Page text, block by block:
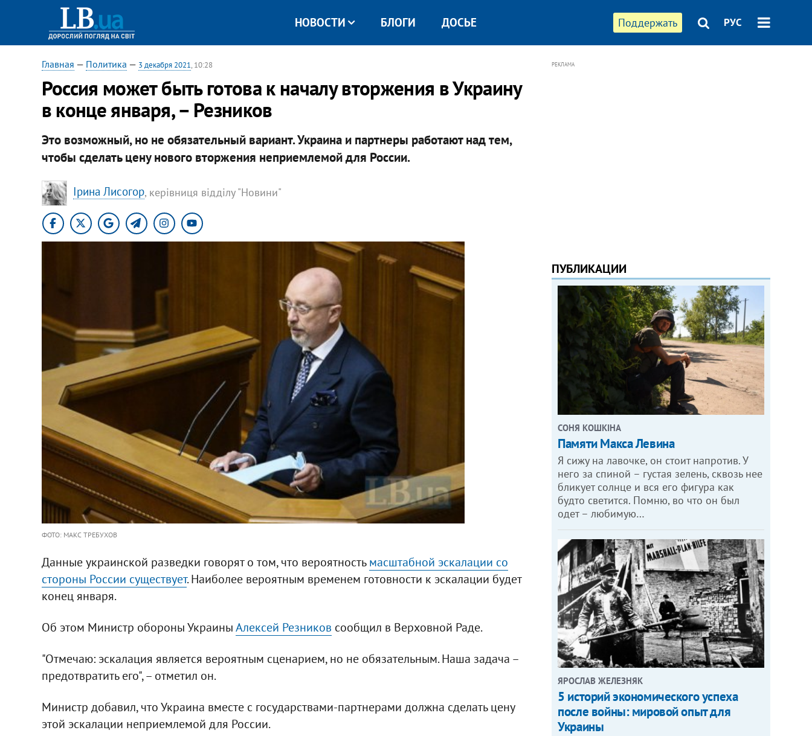
Поддержать РУС
НОВОСТИ БЛОГИ ДОСЬЕ
Главная — Политика — 3 декабря 2021, 10:28
Россия может быть готова к началу вторжения в Украину
в конце января, – Резников
Это возможный, но не обязательный вариант. Украина и партнеры работают над тем,
чтобы сделать цену нового вторжения неприемлемой для России.
Ірина Лисогор, керівниця відділу "Новини"
ФОТО: МАКС ТРЕБУХОВ
Данные украинской разведки говорят о том, что вероятностьмасштабной эскалации со
стороны России существует. Наиболее вероятным временем готовности к эскалации будет
конец января.
Об этом Министр обороны УкраиныАлексей Резников сообщил в Верховной Раде.
"Отмечаю: эскалация является вероятным сценарием, но не обязательным. Наша задача –
предотвратить его", – отметил он.
Министр добавил, что Украина вместе с государствами-партнерами должна сделать цену
этой эскалации неприемлемой для России.
РЕКЛАМА
ПУБЛИКАЦИИ
СОНЯ КОШКІНА
Памяти Макса Левина
Я сижу на лавочке, он стоит напротив. У
него за спиной – густая зелень, сквозь нее
бликует солнце и вся его фигура как
будто светится. Помню, во что он был
одет – любимую…
ЯРОСЛАВ ЖЕЛЕЗНЯК
5 историй экономического успеха
после войны: мировой опыт для
Украины